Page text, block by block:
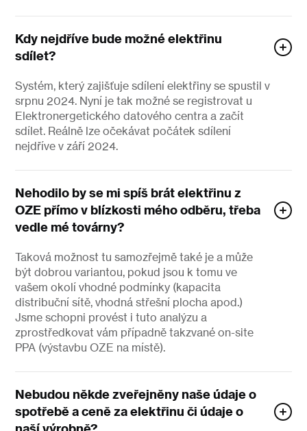
Kdy nejdříve bude možné elektřinu
sdílet?
Systém, který zajišťuje sdílení elektřiny se spustil v
srpnu 2024. Nyní je tak možné se registrovat u
Elektronergetického datového centra a začít
sdílet. Reálně lze očekávat počátek sdílení
nejdříve v září 2024.
Nehodilo by se mi spíš brát elektřinu z
OZE přímo v blízkosti mého odběru, třeba
vedle mé továrny?
Taková možnost tu samozřejmě také je a může
být dobrou variantou, pokud jsou k tomu ve
vašem okolí vhodné podmínky (kapacita
distribuční sítě, vhodná střešní plocha apod.)
Jsme schopni provést i tuto analýzu a
zprostředkovat vám případně takzvané on-site
PPA (výstavbu OZE na místě).
Nebudou někde zveřejněny naše údaje o
spotřebě a ceně za elektřinu či údaje o